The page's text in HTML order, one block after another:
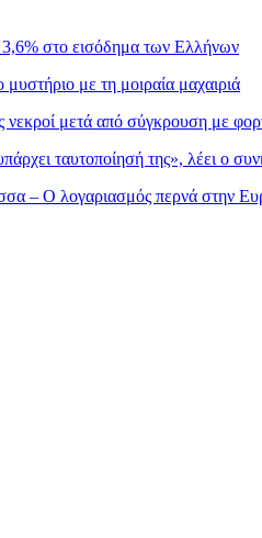
στο εισόδημα των Ελλήνων
με τη μοιραία μαχαιριά
νεκροί μετά από σύγκρουση με
ταυτοποίησή της», λέει ο
– Ο λογαριασμός περνά στην